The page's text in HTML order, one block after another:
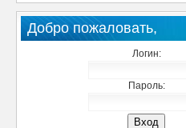
Добро пожаловать,
Логин:
Пароль: